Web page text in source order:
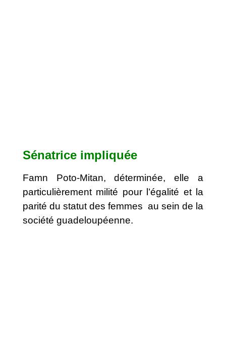
Sénatrice impliquée
Famn Poto-Mitan, déterminée, elle a
particulièrement milité pour l’égalité et la
parité du statut des femmes au sein de la
société guadeloupéenne.